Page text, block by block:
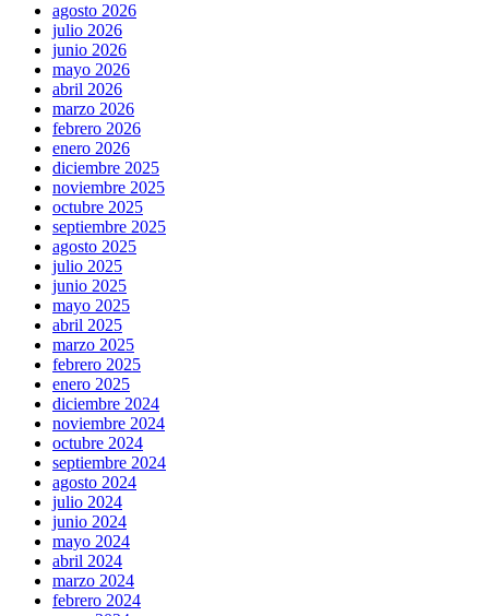
agosto 2026
julio 2026
junio 2026
mayo 2026
abril 2026
marzo 2026
febrero 2026
enero 2026
diciembre 2025
noviembre 2025
octubre 2025
septiembre 2025
agosto 2025
julio 2025
junio 2025
mayo 2025
abril 2025
marzo 2025
febrero 2025
enero 2025
diciembre 2024
noviembre 2024
octubre 2024
septiembre 2024
agosto 2024
julio 2024
junio 2024
mayo 2024
abril 2024
marzo 2024
febrero 2024